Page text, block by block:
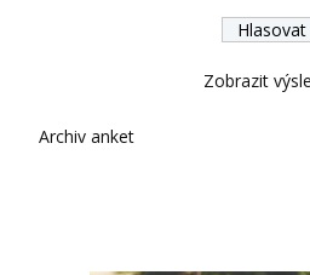
Zobrazit
Archiv anket